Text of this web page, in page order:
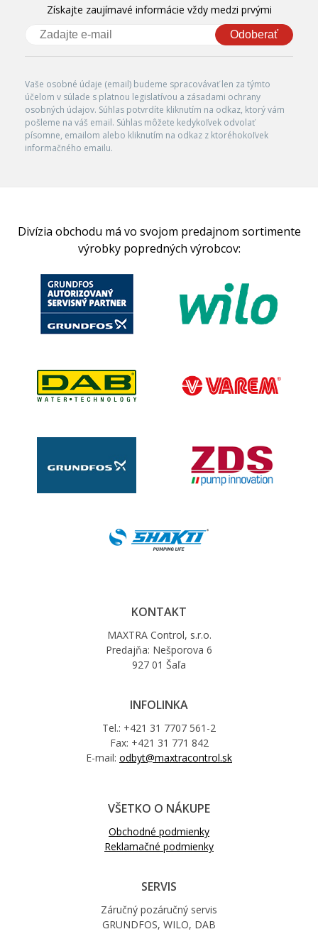
Získajte zaujímavé informácie vždy medzi prvými
Odoberať
Vaše osobné údaje (email) budeme spracovávať len za týmto
účelom v súlade s platnou legislatívou a zásadami ochrany
osobných údajov. Súhlas potvrdíte kliknutím na odkaz, ktorý vám
pošleme na váš email. Súhlas môžete kedykoľvek odvolať
písomne, emailom alebo kliknutím na odkaz z ktoréhokoľvek
informačného emailu.
Divízia obchodu má vo svojom predajnom sortimente
výrobky popredných výrobcov:
KONTAKT
MAXTRA Control, s.r.o.
Predajňa: Nešporova 6
927 01 Šaľa
INFOLINKA
Tel.: +421 31 7707 561-2
Fax: +421 31 771 842
E-mail: odbyt@maxtracontrol.sk
VŠETKO O NÁKUPE
Obchodné podmienky
Reklamačné podmienky
SERVIS
Záručný pozáručný servis
GRUNDFOS, WILO, DAB